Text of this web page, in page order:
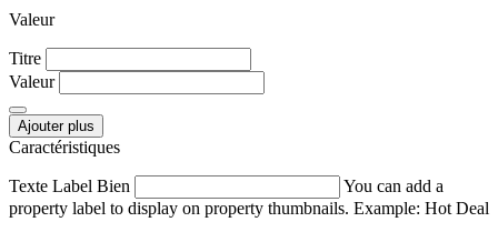
Valeur
Titre
Valeur
Ajouter plus
Caractéristiques
Texte Label Bien
You can add a
property label to display on property thumbnails. Example: Hot Deal